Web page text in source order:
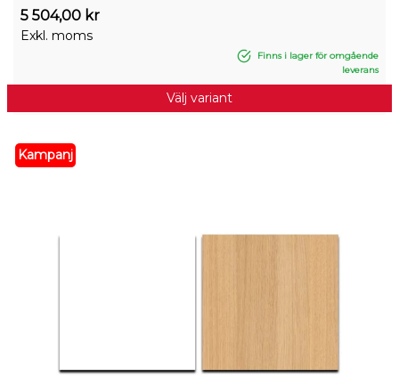
5 504,00 kr
Exkl. moms
Finns i lager för omgående
leverans
Välj variant
Kampanj